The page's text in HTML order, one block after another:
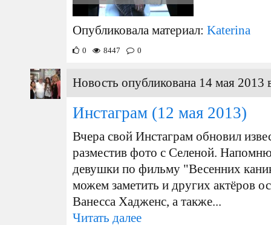
Опубликовала материал: Katerina
0 8447 0
Новость опубликована 14 мая 2013
Инстаграм (12 мая 2013)
Вчера свой Инстаграм обновил
разместив фото с Селеной.
девушки по фильму "Весенних
можем заметить и других актёров
Ванесса Хадженс, а также...
Читать далее